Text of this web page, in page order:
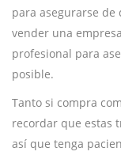
para asegurarse de
vender una
profesional para
posible.
Tanto si compra
recordar que estas
así que tenga